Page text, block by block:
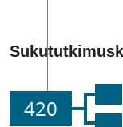
420